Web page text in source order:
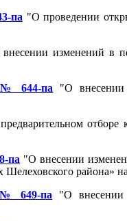
па "О проведении
изменений в
№ 644-па "О внесении
отборе
па "О внесении
района»
№ 649-па "О внесении